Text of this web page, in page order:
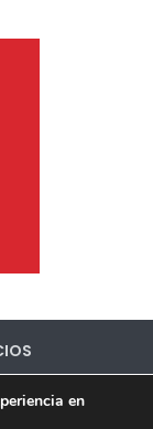
Cookiesen